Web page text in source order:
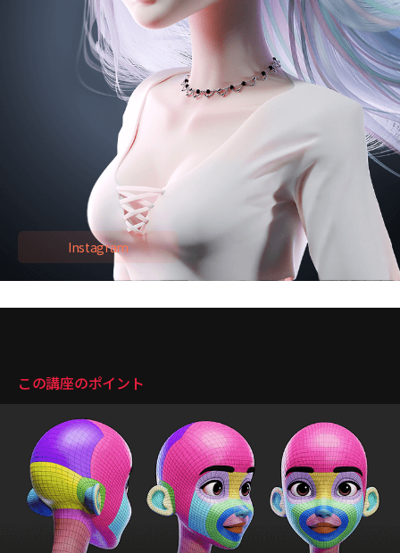
現) 3Dキャラクターアーティスト
チャンネル登録者５万６千 Youtubeチャンネル運営
Artstation １万６千フォロワー保有
Instagram ３万９千フォロワー保有
※2022年７月基準
Instagram
この講座のポイント